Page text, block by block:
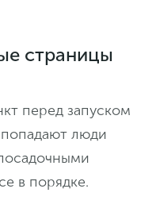
страницы
перед запуском
люди
в порядке.